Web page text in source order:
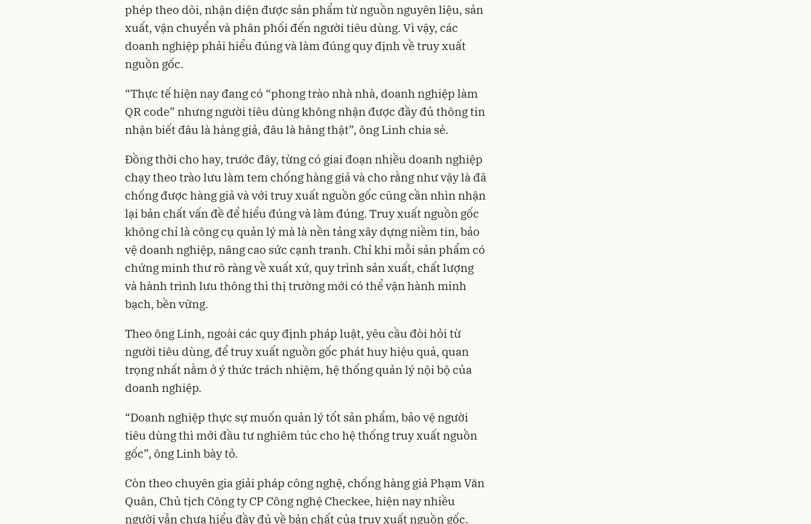
phép theo dõi, nhận diện được sản phẩm từ nguồn nguyên liệu, sản
xuất, vận chuyển và phân phối đến người tiêu dùng. Vì vậy, các
doanh nghiệp phải hiểu đúng và làm đúng quy định về truy xuất
nguồn gốc.
“Thực tế hiện nay đang có “phong trào nhà nhà, doanh nghiệp làm
QR code” nhưng người tiêu dùng không nhận được đầy đủ thông tin
nhận biết đâu là hàng giả, đâu là hàng thật”, ông Linh chia sẻ.
Đồng thời cho hay, trước đây, từng có giai đoạn nhiều doanh nghiệp
chạy theo trào lưu làm tem chống hàng giả và cho rằng như vậy là đã
chống được hàng giả và với truy xuất nguồn gốc cũng cần nhìn nhận
lại bản chất vấn đề để hiểu đúng và làm đúng. Truy xuất nguồn gốc
không chỉ là công cụ quản lý mà là nền tảng xây dựng niềm tin, bảo
vệ doanh nghiệp, nâng cao sức cạnh tranh. Chỉ khi mỗi sản phẩm có
chứng minh thư rõ ràng về xuất xứ, quy trình sản xuất, chất lượng
và hành trình lưu thông thì thị trường mới có thể vận hành minh
bạch, bền vững.
Theo ông Linh, ngoài các quy định pháp luật, yêu cầu đòi hỏi từ
người tiêu dùng, để truy xuất nguồn gốc phát huy hiệu quả, quan
trọng nhất nằm ở ý thức trách nhiệm, hệ thống quản lý nội bộ của
doanh nghiệp.
“Doanh nghiệp thực sự muốn quản lý tốt sản phẩm, bảo vệ người
tiêu dùng thì mới đầu tư nghiêm túc cho hệ thống truy xuất nguồn
gốc”, ông Linh bày tỏ.
Còn theo chuyên gia giải pháp công nghệ, chống hàng giả Phạm Văn
Quân, Chủ tịch Công ty CP Công nghệ Checkee, hiện nay nhiều
người vẫn chưa hiểu đầy đủ về bản chất của truy xuất nguồn gốc.